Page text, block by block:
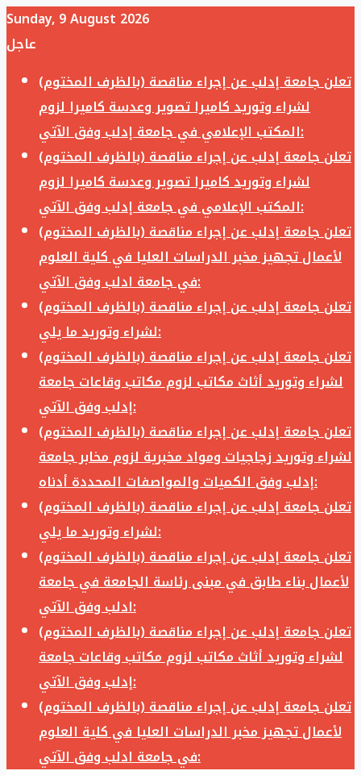
Sunday, 9 August 2026
عاجل
تعلن جامعة إدلب عن إجراء مناقصة (بالظرف المختوم)
لشراء وتوريد كاميرا تصوير وعدسة كاميرا لزوم
المكتب الإعلامي في جامعة إدلب وفق الآتي:
تعلن جامعة إدلب عن إجراء مناقصة (بالظرف المختوم)
لشراء وتوريد كاميرا تصوير وعدسة كاميرا لزوم
المكتب الإعلامي في جامعة إدلب وفق الآتي:
تعلن جامعة إدلب عن إجراء مناقصة (بالظرف المختوم)
لأعمال تجهيز مخبر الدراسات العليا في كلية العلوم
في جامعة ادلب وفق الآتي:
تعلن جامعة إدلب عن إجراء مناقصة (بالظرف المختوم)
لشراء وتوريد ما يلي:
تعلن جامعة إدلب عن إجراء مناقصة (بالظرف المختوم)
لشراء وتوريد أثاث مكاتب لزوم مكاتب وقاعات جامعة
إدلب وفق الآتي:
تعلن جامعة إدلب عن إجراء مناقصة (بالظرف المختوم)
لشراء وتوريد زجاجيات ومواد مخبرية لزوم مخابر جامعة
إدلب وفق الكميات والمواصفات المحددة أدناه:
تعلن جامعة إدلب عن إجراء مناقصة (بالظرف المختوم)
لشراء وتوريد ما يلي:
تعلن جامعة إدلب عن إجراء مناقصة (بالظرف المختوم)
لأعمال بناء طابق في مبنى رئاسة الجامعة في جامعة
ادلب وفق الآتي:
تعلن جامعة إدلب عن إجراء مناقصة (بالظرف المختوم)
لشراء وتوريد أثاث مكاتب لزوم مكاتب وقاعات جامعة
إدلب وفق الآتي:
تعلن جامعة إدلب عن إجراء مناقصة (بالظرف المختوم)
لأعمال تجهيز مخبر الدراسات العليا في كلية العلوم
في جامعة ادلب وفق الآتي: